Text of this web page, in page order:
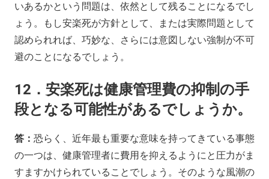
いあるかという問題は、依然として残ることになるでし
ょう。もし安楽死が方針として、または実際問題として
認められれば、巧妙な、さらには意図しない強制が不可
避のことになるでしょう。
12．安楽死は健康管理費の抑制の手
段となる可能性があるでしょうか。
答： 恐らく、近年最も重要な意味を持ってきている事態
の一つは、健康管理者に費用を抑えるようにと圧力がま
すますかけられていることでしょう。そのような風潮の